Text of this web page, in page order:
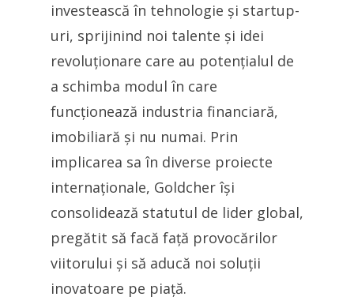
investească în tehnologie și startup-
uri, sprijinind noi talente și idei
revoluționare care au potențialul de
a schimba modul în care
funcționează industria financiară,
imobiliară și nu numai. Prin
implicarea sa în diverse proiecte
internaționale, Goldcher își
consolidează statutul de lider global,
pregătit să facă față provocărilor
viitorului și să aducă noi soluții
inovatoare pe piață.